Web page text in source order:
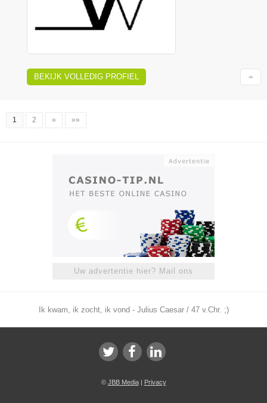
BEKIJK VOLLEDIG PROFIEL
1 2 » »»
Uw advertentie hier? Mail ons
Ik kwam, ik zocht, ik vond - Julius Caesar / 47 v.Chr. ;)
© JBB Media| Privacy